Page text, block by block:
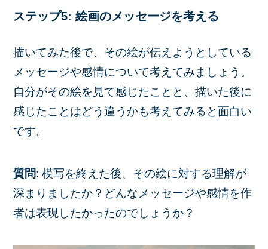
ステップ5: 絵画のメッセージを考える
描いてみた後で、その絵が伝えようとしている
メッセージや感情について考えてみましょう。
自分がその絵を見て感じたことと、描いた後に
感じたことはどう違うかも考えてみると面白い
です。
質問: 模写を終えた後、その絵に対する理解が
深まりましたか？どんなメッセージや感情を作
者は表現したかったのでしょうか？